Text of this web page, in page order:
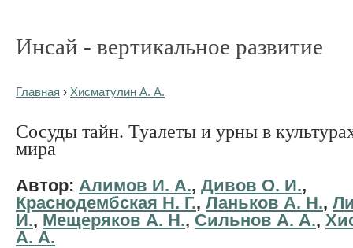
Инсай - вертикальное развитие
Главная › Хисматулин А. А.
Сосуды тайн. Туалеты и урны в
мира
Автор: Алимов И. А., Дивов О. И.,
Краснодембская Н. Г., Ланьков А. Н.,
И., Мещеряков А. Н., Сильнов А. А.,
А. А.